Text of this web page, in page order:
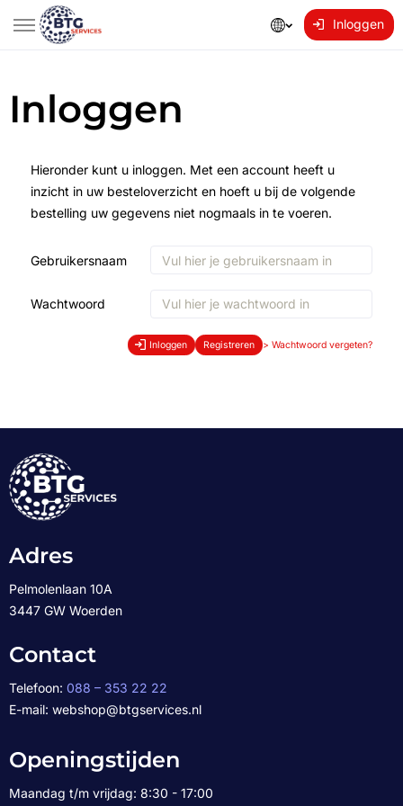
Inloggen
Inloggen
Hieronder kunt u inloggen. Met een account heeft u
inzicht in uw besteloverzicht en hoeft u bij de volgende
bestelling uw gegevens niet nogmaals in te voeren.
Gebruikersnaam
Wachtwoord
Inloggen Registreren > Wachtwoord vergeten?
Adres
Pelmolenlaan 10A
3447 GW Woerden
Contact
Telefoon: 088 – 353 22 22
E-mail: webshop@btgservices.nl
Openingstijden
Maandag t/m vrijdag: 8:30 - 17:00